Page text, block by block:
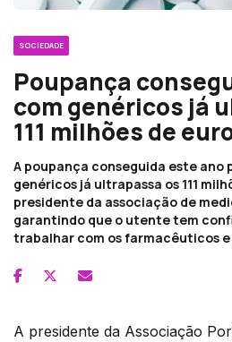
SOCIEDADE
Poupança
com genéricos já
111 milhões de
A poupança conseguida este ano
genéricos já ultrapassa os 111
presidente da associação de
garantindo que o utente tem
trabalhar com os farmacêuticos e
A presidente da Associação